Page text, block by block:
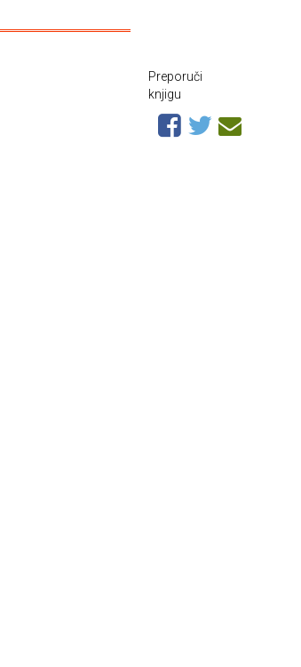
Preporuči
knjigu